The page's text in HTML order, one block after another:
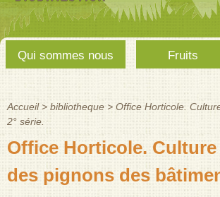
Menu
principal
Qui sommes nous Fruits
Vous êtes ici
Accueil > bibliotheque > Office Horticole.
2° série.
Office Horticole.
des pignons des